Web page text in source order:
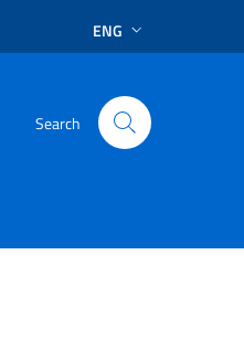
ENG
Search